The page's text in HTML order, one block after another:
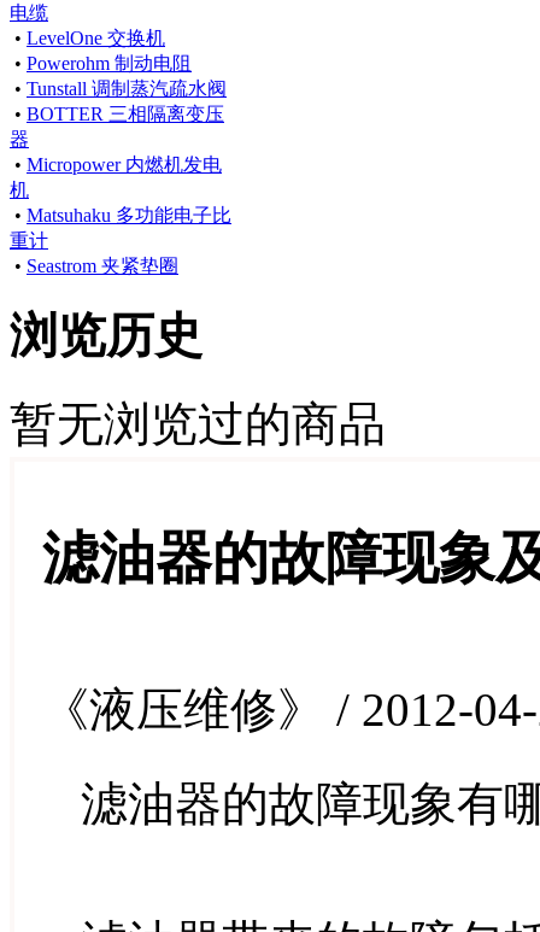
电缆
• LevelOne 交换机
• Powerohm 制动电阻
• Tunstall 调制蒸汽疏水阀
• BOTTER 三相隔离变压
器
• Micropower 内燃机发电
机
• Matsuhaku 多功能电子比
重计
• Seastrom 夹紧垫圈
浏览历史
暂无浏览过的商品
滤油器的故障现象
《液压维修》 / 2012-
滤油器的故障现象有